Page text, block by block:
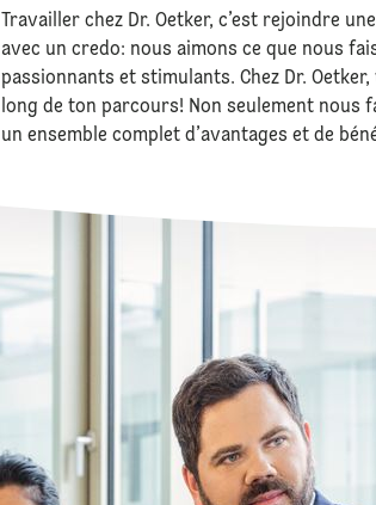
Travailler chez Dr. Oetker, c’est rejoindre
avec un credo: nous aimons ce que nous
passionnants et stimulants. Chez Dr.
long de ton parcours! Non seulement nous
un ensemble complet d’avantages et de